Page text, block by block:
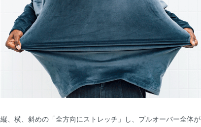
縦、横、斜めの「全方向にストレッチ」し、プルオーバー全体が